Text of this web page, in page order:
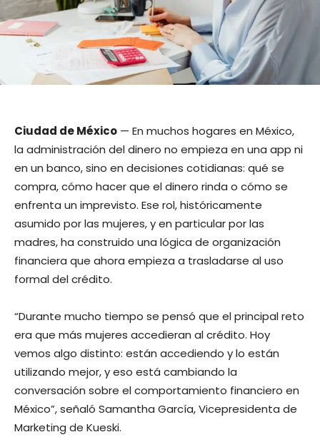
Ciudad de México — En muchos hogares en México,
la administración del dinero no empieza en una app ni
en un banco, sino en decisiones cotidianas: qué se
compra, cómo hacer que el dinero rinda o cómo se
enfrenta un imprevisto. Ese rol, históricamente
asumido por las mujeres, y en particular por las
madres, ha construido una lógica de organización
financiera que ahora empieza a trasladarse al uso
formal del crédito.
“Durante mucho tiempo se pensó que el principal reto
era que más mujeres accedieran al crédito. Hoy
vemos algo distinto: están accediendo y lo están
utilizando mejor, y eso está cambiando la
conversación sobre el comportamiento financiero en
México”, señaló Samantha García, Vicepresidenta de
Marketing de Kueski.